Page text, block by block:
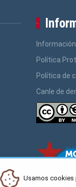
Información
Política
Política de
Canle de
Usamos cookies